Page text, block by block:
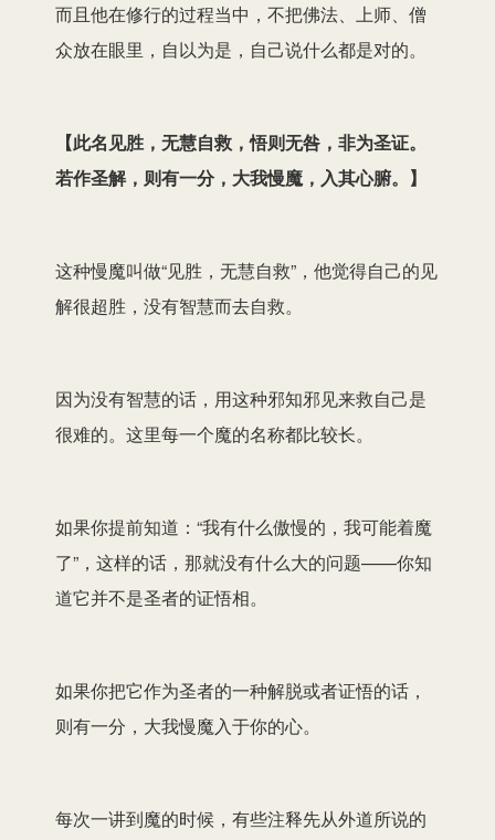
而且他在修行的过程当中，不把佛法、上师、僧
众放在眼里，自以为是，自己说什么都是对的。
【此名见胜，无慧自救，悟则无咎，非为圣证。
若作圣解，则有一分，大我慢魔，入其心腑。 】
这种慢魔叫做“见胜，无慧自救”，他觉得自己的见
解很超胜，没有智慧而去自救。
因为没有智慧的话，用这种邪知邪见来救自己是
很难的。这里每一个魔的名称都比较长。
如果你提前知道：“我有什么傲慢的，我可能着魔
了”，这样的话，那就没有什么大的问题——你知
道它并不是圣者的证悟相。
如果你把它作为圣者的一种解脱或者证悟的话，
则有一分，大我慢魔入于你的心。
每次一讲到魔的时候，有些注释先从外道所说的